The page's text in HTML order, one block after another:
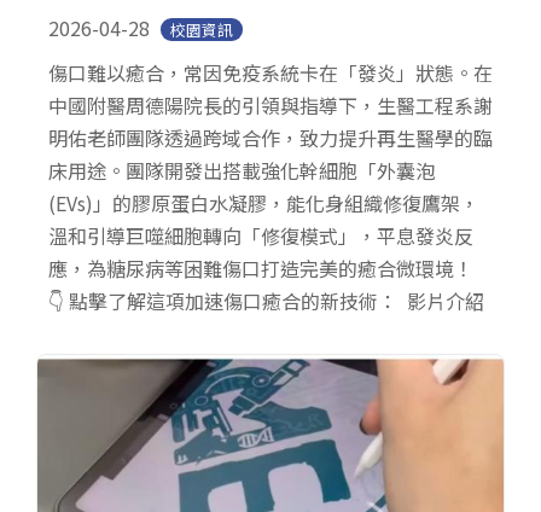
2026-04-28 校園資訊
傷口難以癒合，常因免疫系統卡在「發炎」狀態。在
中國附醫周德陽院長的引領與指導下，生醫工程系謝
明佑老師團隊透過跨域合作，致力提升再生醫學的臨
床用途。團隊開發出搭載強化幹細胞「外囊泡
(EVs)」的膠原蛋白水凝膠，能化身組織修復鷹架，
溫和引導巨噬細胞轉向「修復模式」，平息發炎反
應，為糖尿病等困難傷口打造完美的癒合微環境！
👇 點擊了解這項加速傷口癒合的新技術： 影片介紹